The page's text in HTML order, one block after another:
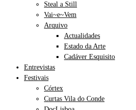
Steal a Still
Vai~e~Vem
Arquivo
Actualidades
Estado da Arte
Cadáver Esquisito
Entrevistas
Festivais
Córtex
Curtas Vila do Conde